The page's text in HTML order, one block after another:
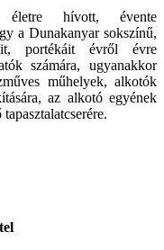
életre hívott, évente
a Dunakanyar sokszínű,
portékáit évről évre
számára, ugyanakkor
műhelyek, alkotók
az alkotó egyének